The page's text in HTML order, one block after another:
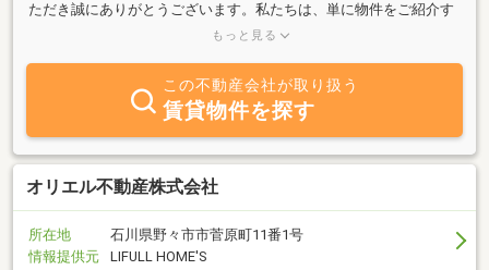
ただき誠にありがとうございます。私たちは、単に物件をご紹介す
るだけでなく、その先にある「新しい暮らし」を最高の形でスター
つきものですが、私たちは「兄弟のように寄り添う」姿勢を大切
に、以下の3点をお約束します。・正直なご提案： 物件のメリット
だけでなく、周辺環境やデメリットも包み隠さずお伝えします。・
スピード対応： 気になる物件の空き状況や初期費用の概算など、即
座にお調べし回答いたします。・地域密着の目線： 地元に精通した
スタッフだからこそ知る、ネットには載らない「街の住み心地」を
らない」「ローンの相談をしっかりしたい」という方もご安心くだ
さい。まずは「話を聞くだけ」でも大歓迎です。お客様の理想をカ
もっと見る
この不動産会社が取り扱う
賃貸物件を探す
オリエル不動産株式会社
所在地
石川県野々市市菅原町11番1号
情報提供元
LIFULL HOME'S